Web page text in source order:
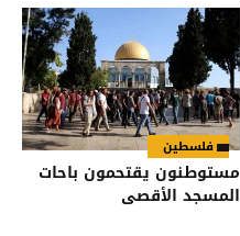
فلسطين
مستوطنون يقتحمون باحات
المسجد الأقصى